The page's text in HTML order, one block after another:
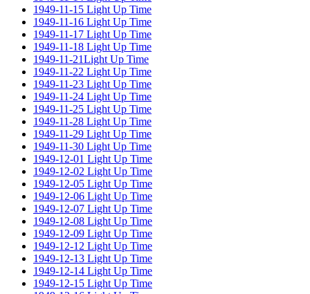
1949-11-15 Light Up Time
1949-11-16 Light Up Time
1949-11-17 Light Up Time
1949-11-18 Light Up Time
1949-11-21Light Up Time
1949-11-22 Light Up Time
1949-11-23 Light Up Time
1949-11-24 Light Up Time
1949-11-25 Light Up Time
1949-11-28 Light Up Time
1949-11-29 Light Up Time
1949-11-30 Light Up Time
1949-12-01 Light Up Time
1949-12-02 Light Up Time
1949-12-05 Light Up Time
1949-12-06 Light Up Time
1949-12-07 Light Up Time
1949-12-08 Light Up Time
1949-12-09 Light Up Time
1949-12-12 Light Up Time
1949-12-13 Light Up Time
1949-12-14 Light Up Time
1949-12-15 Light Up Time